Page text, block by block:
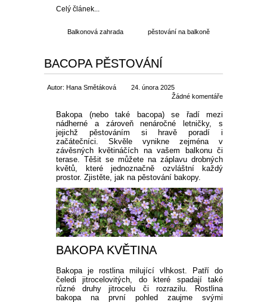
Celý článek...
Balkonová zahrada pěstování na balkoně
BACOPA PĚSTOVÁNÍ
Autor: Hana Smětáková
24. února 2025
Žádné komentáře
Bakopa (nebo také bacopa) se řadí mezi
nádherné a zároveň nenáročné letničky, s
jejichž pěstováním si hravě poradí i
začátečníci. Skvěle vynikne zejména v
závěsných květináčích na vašem balkonu či
terase. Těšit se můžete na záplavu drobných
květů, které jednoznačně ozvláštní každý
prostor. Zjistěte, jak na pěstování bakopy.
BAKOPA KVĚTINA
Bakopa je rostlina milující vlhkost. Patří do
čeledi jitrocelovitých, do které spadají také
různé druhy jitrocelu či rozrazilu. Rostlina
bakopa na první pohled zaujme svými